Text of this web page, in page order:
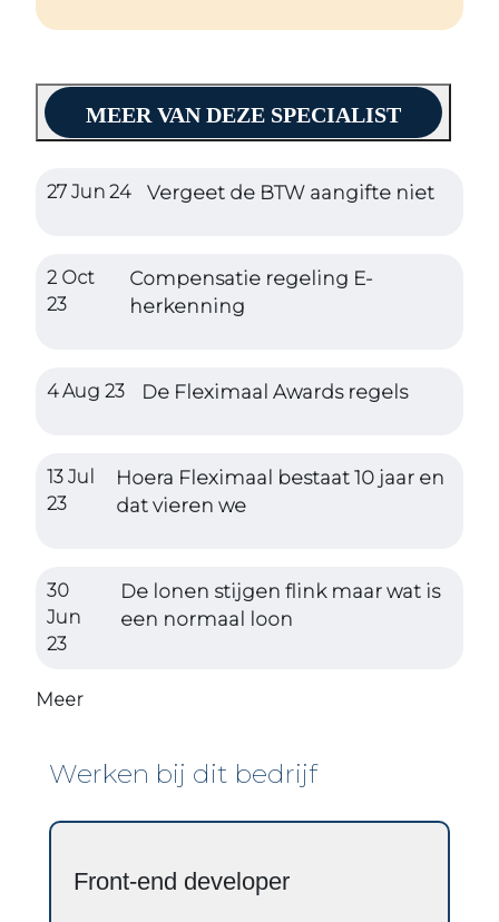
MEER VAN DEZE SPECIALIST
27 Jun 24 Vergeet de BTW aangifte niet
2 Oct
23
Compensatie regeling E-
herkenning
4 Aug 23 De Fleximaal Awards regels
13 Jul
23
Hoera Fleximaal bestaat 10 jaar en
dat vieren we
30
Jun
23
De lonen stijgen flink maar wat is
een normaal loon
Meer
Werken bij dit bedrijf
Front-end developer